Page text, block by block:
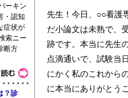
千葉大学 大橋医療専門学校
看護専門学校 厚木看護専門
先生！今日、○○看護
だ小論文は未熟で、
跡です。本当に先生
点滴通いで、試験当
にかく私のこれから
に本当にありがとう
ーキン
・認知
症状が
索ニー
断方
？診